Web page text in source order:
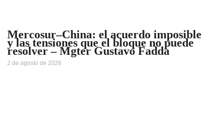
Mercosur–China: el acuerdo imposible
y las tensiones que el bloque no puede
resolver – Mgter Gustavo Fadda
2 de agosto de 2026